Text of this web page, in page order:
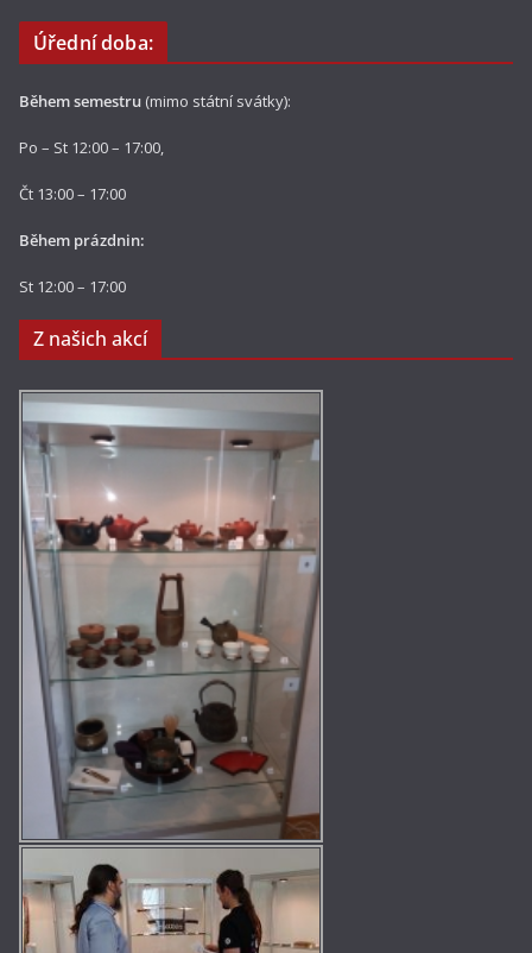
Úřední doba:
Během semestru (mimo státní svátky):
Po – St 12:00 – 17:00,
Čt 13:00 – 17:00
Během prázdnin:
St 12:00 – 17:00
Z našich akcí